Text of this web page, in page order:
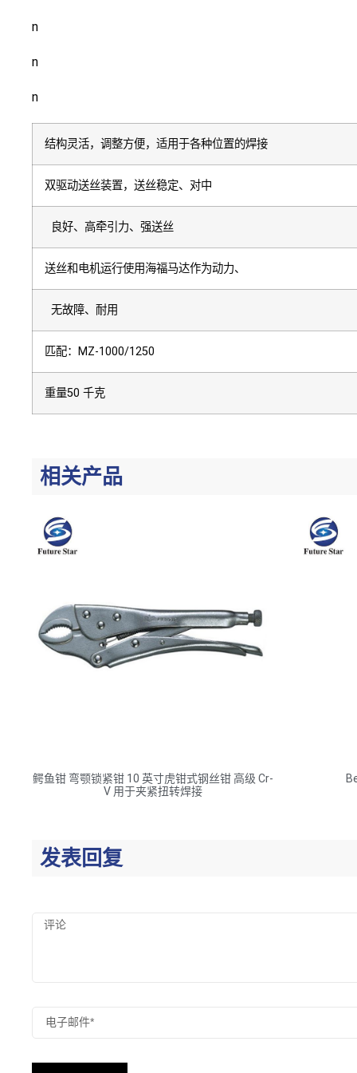
n
n
n
结构灵活，调整方便，适用于各种位置的焊接
双驱动送丝装置，送丝稳定、对中
良好、高牵引力、强送丝
送丝和电机运行使用海福马达作为动力、
无故障、耐用
匹配：MZ-1000/1250
重量50 千克
相关产品
鳄鱼钳 弯颚锁紧钳 10 英寸虎钳式钢丝钳 高级 Cr-
V 用于夹紧扭转焊接
发表回复